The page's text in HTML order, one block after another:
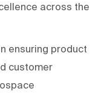
across the
ensuring product
customer